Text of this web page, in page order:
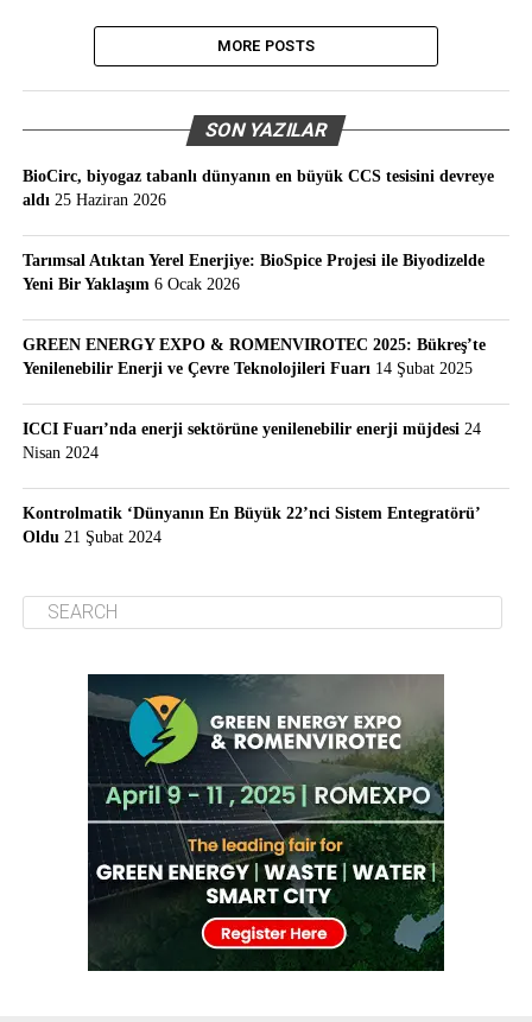
MORE POSTS
SON YAZILAR
BioCirc, biyogaz tabanlı dünyanın en büyük CCS tesisini devreye
aldı 25 Haziran 2026
Tarımsal Atıktan Yerel Enerjiye: BioSpice Projesi ile Biyodizelde
Yeni Bir Yaklaşım 6 Ocak 2026
GREEN ENERGY EXPO & ROMENVIROTEC 2025: Bükreş’te
Yenilenebilir Enerji ve Çevre Teknolojileri Fuarı 14 Şubat 2025
ICCI Fuarı’nda enerji sektörüne yenilenebilir enerji müjdesi 24
Nisan 2024
Kontrolmatik ‘Dünyanın En Büyük 22’nci Sistem Entegratörü’
Oldu 21 Şubat 2024